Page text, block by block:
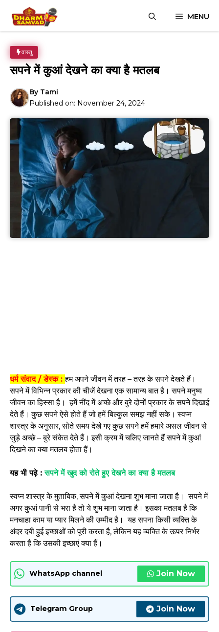
content
MENU
वास्तु
सपने में कुआं देखने का क्या है मतलब
By Tami
Published on: November 24, 2024
धर्म संवाद / डेस्क :हम अपने जीवन में तरह – तरह के सपने देखते हैं।
सपने में विभिन्न प्रकार की चीजें देखना एक सामान्य बात है। सपने मनुष्य
जीवन का हिस्सा है। हमें नींद में अच्छे और बुरे दोनों प्रकार के सपने दिखाई
देते हैं। कुछ सपने ऐसे होते हैं जो हमें बिल्कुल समझ नहीं सके। स्वप्न
शास्त्र के अनुसार, सोते समय देखे गए कुछ सपने हमें हमारे असल जीवन से
जुड़े अच्छे – बुरे संकेत देते हैं। इसी क्रम में चलिए जानते हैं सपने में कुआं
दिखने का क्या मतलब होता हैं।
यह भी पढ़े :सपने में खुद को रोते हुए देखने का क्या है मतलब
स्वप्न शास्त्र के मुताबिक, सपने में कुआं देखना शुभ माना जाता है। सपने में
अगर कुआं पानी से भरा है तो ये शुभ माना जाता है। इसका मतलब है कि
मनचाहा काम या प्यार मिलने की उम्मीद है। यह सपना किसी व्यक्ति के
अंदर दबी हुई इच्छाओं को पूरी करता है, लेकिन यह व्यक्ति के ऊपर निर्भर
करता है कि उसकी इच्छाएं क्या हैं।
WhatsApp channel Join Now
Telegram Group Join Now